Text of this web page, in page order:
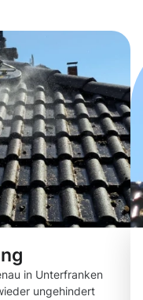
in Unterfranken
ungehindert